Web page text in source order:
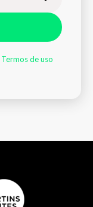
Termos de uso